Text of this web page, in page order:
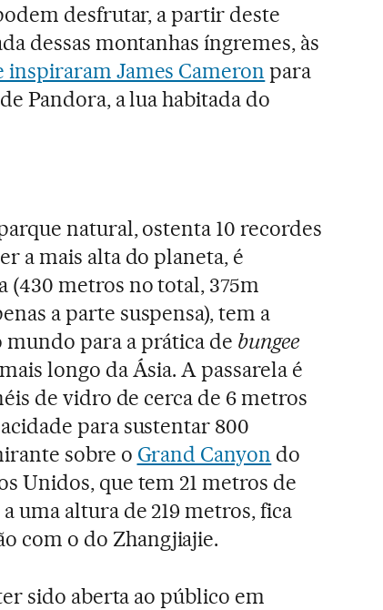
desfrutar, a partir deste
dessas montanhas íngremes, às
inspiraram James Cameron para
Pandora, a lua habitada do
natural, ostenta 10 recordes
a mais alta do planeta, é
(430 metros no total, 375m
a parte suspensa), tem a
para a prática de bungee
longo da Ásia. A passarela é
de vidro de cerca de 6 metros
para sustentar 800
sobre o Grand Canyon do
Unidos, que tem 21 metros de
uma altura de 219 metros, fica
com o do Zhangjiajie.
sido aberta ao público em